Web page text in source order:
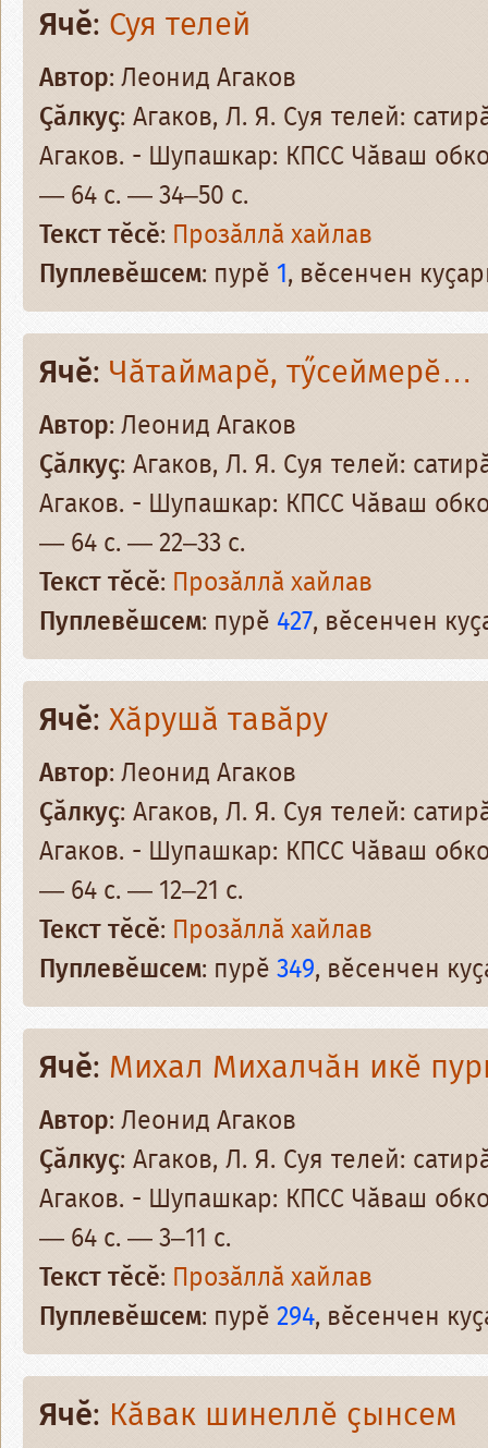
Ячӗ: Суя телей
Автор: Леонид Агаков
Ҫӑлкуҫ: Агаков, Л. Я. Суя телей:
Агаков. - Шупашкар: КПСС Чӑваш
— 64 с. — 34–50 с.
Текст тӗсӗ: Прозӑллӑ хайлав
Пуплевӗшсем: пурӗ 1, вӗсенчен
Ячӗ: Чӑтаймарӗ, тӳсеймерӗ…
Автор: Леонид Агаков
Ҫӑлкуҫ: Агаков, Л. Я. Суя телей:
Агаков. - Шупашкар: КПСС Чӑваш
— 64 с. — 22–33 с.
Текст тӗсӗ: Прозӑллӑ хайлав
Пуплевӗшсем: пурӗ 427, вӗсенчен
Ячӗ: Хӑрушӑ тавӑру
Автор: Леонид Агаков
Ҫӑлкуҫ: Агаков, Л. Я. Суя телей:
Агаков. - Шупашкар: КПСС Чӑваш
— 64 с. — 12–21 с.
Текст тӗсӗ: Прозӑллӑ хайлав
Пуплевӗшсем: пурӗ349, вӗсенчен
Ячӗ: Михал Михалчӑн икӗ
Автор: Леонид Агаков
Ҫӑлкуҫ: Агаков, Л. Я. Суя телей:
Агаков. - Шупашкар: КПСС Чӑваш
— 64 с. — 3–11 с.
Текст тӗсӗ: Прозӑллӑ хайлав
Пуплевӗшсем: пурӗ294, вӗсенчен
Ячӗ: Кӑвак шинеллӗ ҫынсем